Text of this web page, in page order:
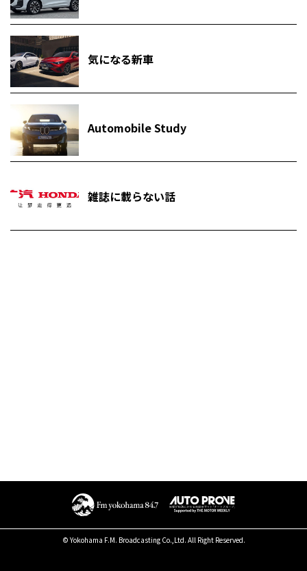
気になる新車
Automobile Study
雑誌に載らない話
© Yokohama F.M. Broadcasting Co.,Ltd. All Right Reserved.